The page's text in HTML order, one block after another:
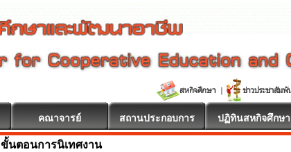
คณาจารย์ สถานประกอบการ ปฏิทินสหกิจศึกษา
ขั้นตอนการนิเทศงาน